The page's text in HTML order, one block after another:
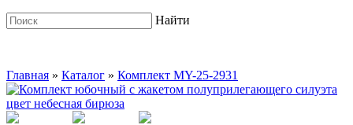
Найти
Главная » Каталог » Комплект MY-25-2931